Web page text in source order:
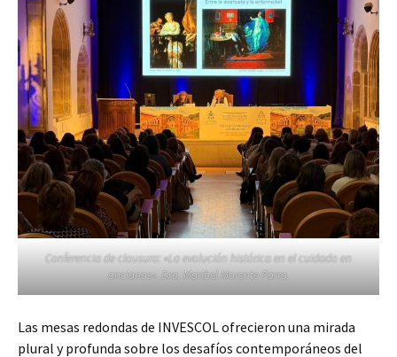
Conferencia de clausura: «La evolución histórica en el cuidado en
ancianos». Dra. Maribel Morente Parra.
Las mesas redondas de INVESCOL ofrecieron una mirada
plural y profunda sobre los desafíos contemporáneos del